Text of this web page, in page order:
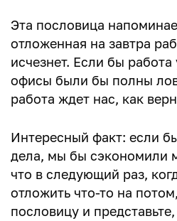
Эта пословица
отложенная на завтра
исчезнет. Если бы работа
офисы были бы полны
работа ждет нас, как
Интересный факт: если
дела, мы бы сэкономили
что в следующий раз,
отложить что-то на
пословицу и